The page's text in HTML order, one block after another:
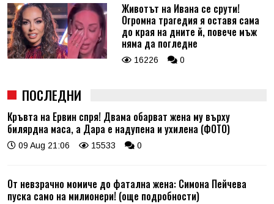
Животът на Ивана се срути!
Огромна трагедия я оставя сама
до края на дните й, повече мъж
няма да погледне
16226 0
ПОСЛЕДНИ
Кръвта на Ервин спря! Двама обарват жена му върху
билярдна маса, а Дара е надупена и ухилена (ФОТО)
09 Aug 21:06 15533 0
От невзрачно момиче до фатална жена: Симона Пейчева
пуска само на милионери! (още подробности)